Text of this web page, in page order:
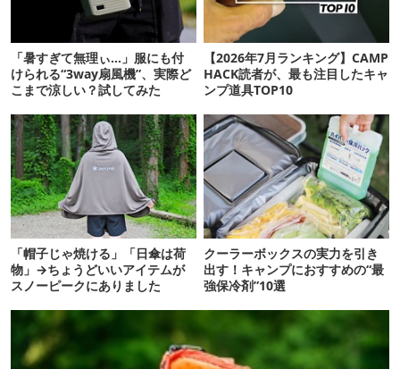
「暑すぎて無理ぃ…」服にも付
けられる“3way扇風機”、実際ど
こまで涼しい？試してみた
【2026年7月ランキング】CAMP
HACK読者が、最も注目したキャ
ンプ道具TOP10
「帽子じゃ焼ける」「日傘は荷
物」→ちょうどいいアイテムが
スノーピークにありました
クーラーボックスの実力を引き
出す！キャンプにおすすめの“最
強保冷剤”10選